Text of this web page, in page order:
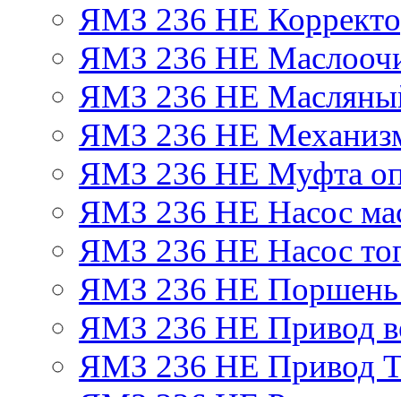
ЯМЗ 236 НЕ
ЯМЗ 236 НЕ
ЯМЗ 236 НЕ Масляный
ЯМЗ 236 НЕ
ЯМЗ 236 НЕ Муфта
ЯМЗ 236 НЕ Насос
ЯМЗ 236 НЕ Насос
ЯМЗ 236 НЕ Поршень
ЯМЗ 236 НЕ Привод
ЯМЗ 236 НЕ Привод